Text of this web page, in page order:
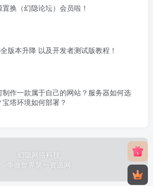
置换（幻隐论坛）会员啦！
版本升降 以及开发者测试版教程！
制作一款属于自己的网站？服务器如何选
宝塔环境如何部署？
幻隐网络科技
-争做世界第一资源网-